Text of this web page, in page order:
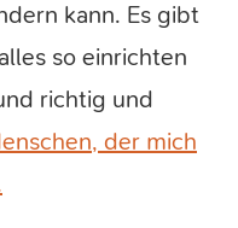
kann. Es gibt
so einrichten
richtig und
der mich